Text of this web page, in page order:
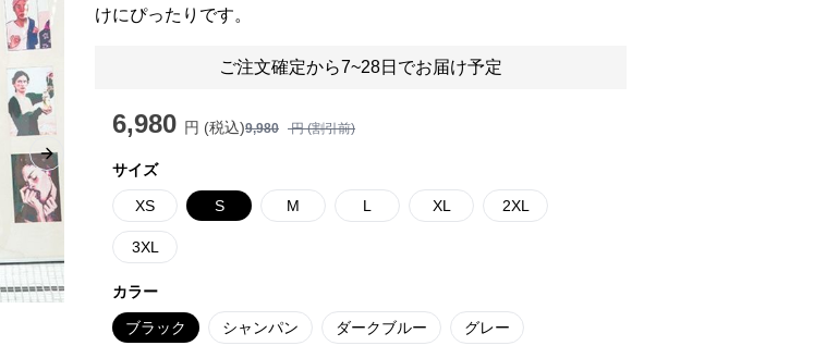
Next slide
けにぴったりです。
ご注文確定から7~28日でお届け予定
6,980 円 (税込)9,980 円 (割引前)
サイズ
XS S M L XL 2XL
3XL
カラー
ブラック シャンパン ダークブルー グレー